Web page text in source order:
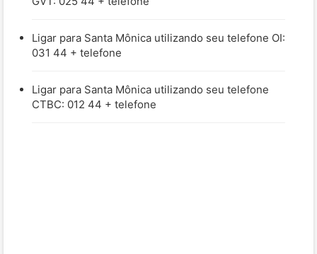
Ligar para Santa Mônica utilizando seu telefone OI:
031 44 + telefone
Ligar para Santa Mônica utilizando seu telefone
CTBC: 012 44 + telefone